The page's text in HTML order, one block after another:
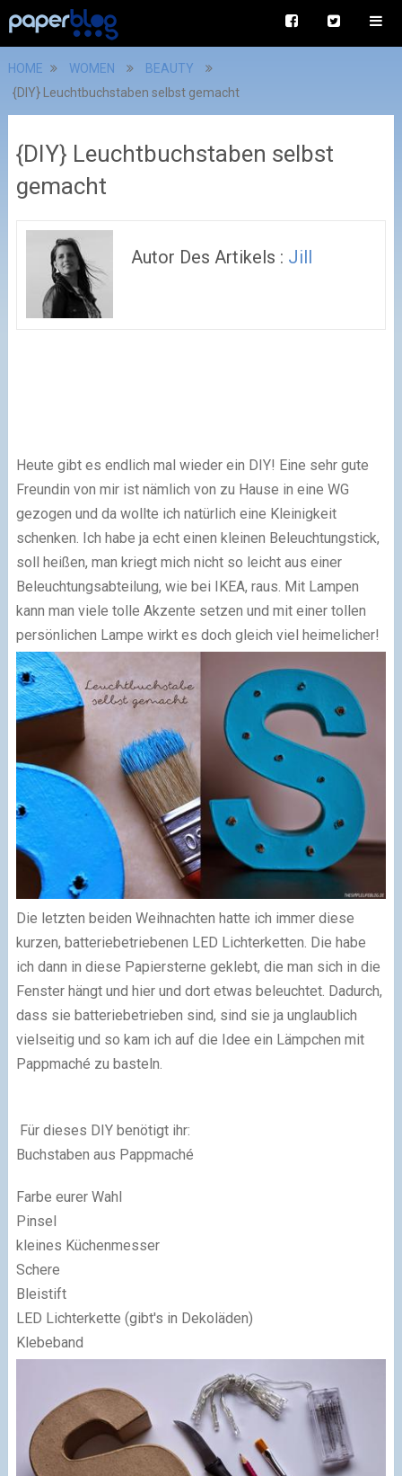
HOME WOMEN
BEAUTY
{DIY} Leuchtbuchstaben selbst gemacht
{DIY} Leuchtbuchstaben selbst
gemacht
Autor Des Artikels : Jill
Heute gibt es endlich mal wieder ein DIY! Eine sehr gute
Freundin von mir ist nämlich von zu Hause in eine WG
gezogen und da wollte ich natürlich eine Kleinigkeit
schenken. Ich habe ja echt einen kleinen Beleuchtungstick,
soll heißen, man kriegt mich nicht so leicht aus einer
Beleuchtungsabteilung, wie bei IKEA, raus. Mit Lampen
kann man viele tolle Akzente setzen und mit einer tollen
persönlichen Lampe wirkt es doch gleich viel heimelicher!
Die letzten beiden Weihnachten hatte ich immer diese
kurzen, batteriebetriebenen LED Lichterketten. Die habe
ich dann in diese Papiersterne geklebt, die man sich in die
Fenster hängt und hier und dort etwas beleuchtet. Dadurch,
dass sie batteriebetrieben sind, sind sie ja unglaublich
vielseitig und so kam ich auf die Idee ein Lämpchen mit
Pappmaché zu basteln.
Für dieses DIY benötigt ihr:
Buchstaben aus Pappmaché
Farbe eurer Wahl
Pinsel
kleines Küchenmesser
Schere
Bleistift
LED Lichterkette (gibt's in Dekoläden)
Klebeband